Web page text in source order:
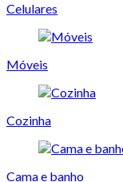
Celulares
Móveis
Cozinha
Cama e banho